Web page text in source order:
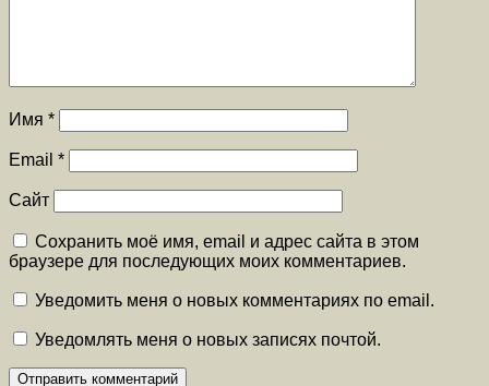
Имя *
Email *
Сайт
Сохранить моё имя, email и адрес сайта в этом
браузере для последующих моих комментариев.
Уведомить меня о новых комментариях по email.
Уведомлять меня о новых записях почтой.